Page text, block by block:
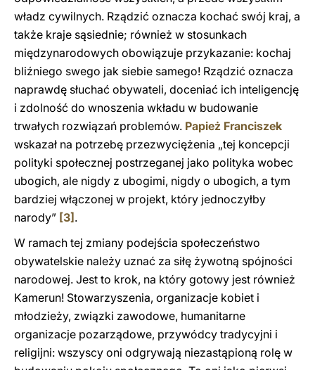
władz cywilnych. Rządzić oznacza kochać swój kraj, a
także kraje sąsiednie; również w stosunkach
międzynarodowych obowiązuje przykazanie: kochaj
bliźniego swego jak siebie samego! Rządzić oznacza
naprawdę słuchać obywateli, doceniać ich inteligencję
i zdolność do wnoszenia wkładu w budowanie
trwałych rozwiązań problemów. Papież Franciszek
wskazał na potrzebę przezwyciężenia „tej koncepcji
polityki społecznej postrzeganej jako polityka wobec
ubogich, ale nigdy z ubogimi, nigdy o ubogich, a tym
bardziej włączonej w projekt, który jednoczyłby
narody” [3] .
W ramach tej zmiany podejścia społeczeństwo
obywatelskie należy uznać za siłę żywotną spójności
narodowej. Jest to krok, na który gotowy jest również
Kamerun! Stowarzyszenia, organizacje kobiet i
młodzieży, związki zawodowe, humanitarne
organizacje pozarządowe, przywódcy tradycyjni i
religijni: wszyscy oni odgrywają niezastąpioną rolę w